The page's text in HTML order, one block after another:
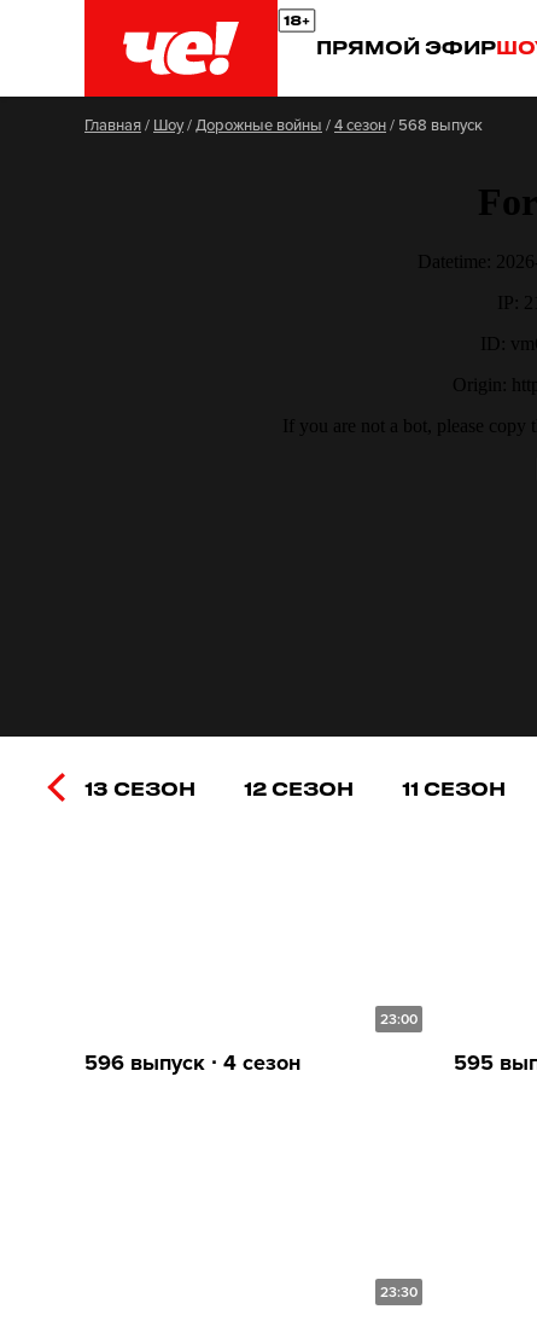
ПРЯМОЙ ЭФИР
Главная/ Шоу/Дорожные войны /4 сезон/ 568 выпуск
13 СЕЗОН 12 СЕЗОН 11 СЕЗОН
23:00
596 выпуск ∙ 4 сезон 595
23:30